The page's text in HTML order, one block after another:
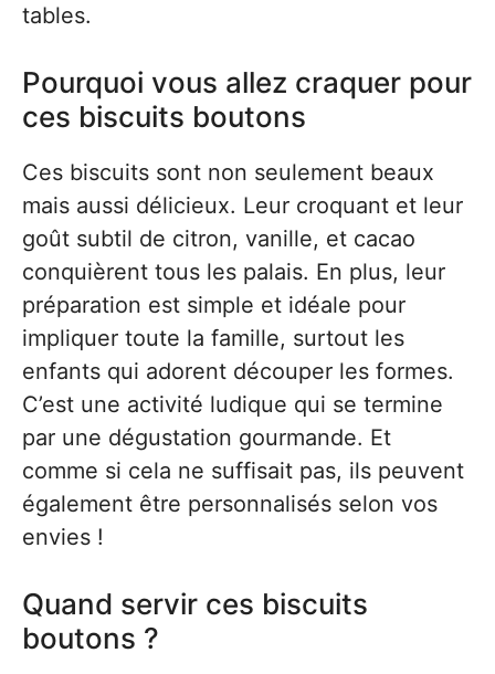
tables.
Pourquoi vous allez craquer pour
ces biscuits boutons
Ces biscuits sont non seulement beaux
mais aussi délicieux. Leur croquant et leur
goût subtil de citron, vanille, et cacao
conquièrent tous les palais. En plus, leur
préparation est simple et idéale pour
impliquer toute la famille, surtout les
enfants qui adorent découper les formes.
C’est une activité ludique qui se termine
par une dégustation gourmande. Et
comme si cela ne suffisait pas, ils peuvent
également être personnalisés selon vos
envies !
Quand servir ces biscuits
boutons ?